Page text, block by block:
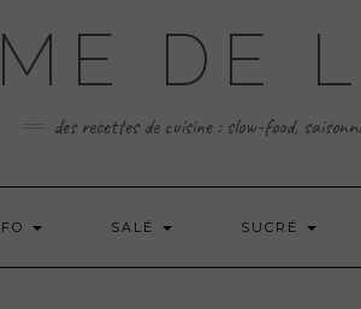
DE
des recettes de cuisine : slow-food,
SALÉ SUCRÉ